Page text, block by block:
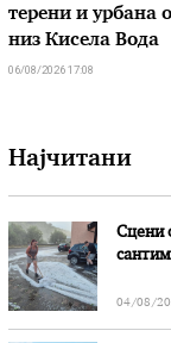
терени и урбана
низ Кисела Вода
06/08/2026 17:08
Најчитани
Сцени
04/08/